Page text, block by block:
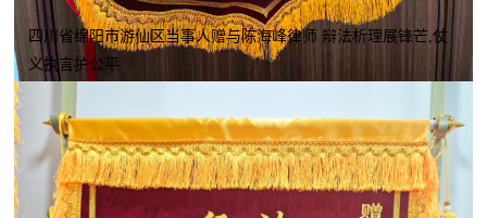
四川省绵阳市游仙区当事人赠与陈海峰律师 辩法析理展锋芒,仗
义执言护公平